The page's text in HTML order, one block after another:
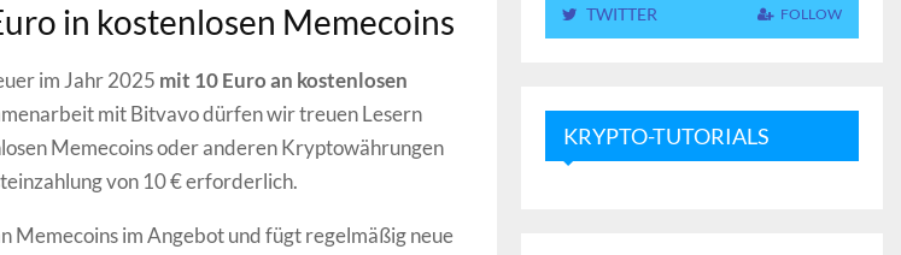
in kostenlosen Memecoins
im Jahr 2025 mit 10 Euro an kostenlosen
mit Bitvavo dürfen wir treuen Lesern
Memecoins oder anderen Kryptowährungen
von 10 € erforderlich.
Memecoins im Angebot und fügt regelmäßig neue
TWITTER FOLLOW
KRYPTO-TUTORIALS